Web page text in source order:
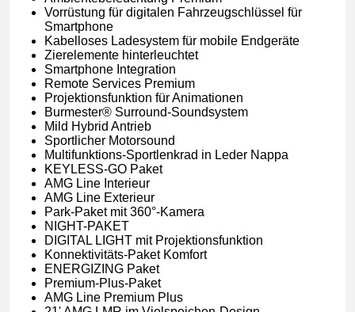
Vorrüstung für digitalen Fahrzeugschlüssel für
Smartphone
Kabelloses Ladesystem für mobile Endgeräte
Zierelemente hinterleuchtet
Smartphone Integration
Remote Services Premium
Projektionsfunktion für Animationen
Burmester® Surround-Soundsystem
Mild Hybrid Antrieb
Sportlicher Motorsound
Multifunktions-Sportlenkrad in Leder Nappa
KEYLESS-GO Paket
AMG Line Interieur
AMG Line Exterieur
Park-Paket mit 360°-Kamera
NIGHT-PAKET
DIGITAL LIGHT mit Projektionsfunktion
Konnektivitäts-Paket Komfort
ENERGIZING Paket
Premium-Plus-Paket
AMG Line Premium Plus